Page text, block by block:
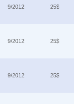
9/2012 25$
9/2012 25$
9/2012 25$